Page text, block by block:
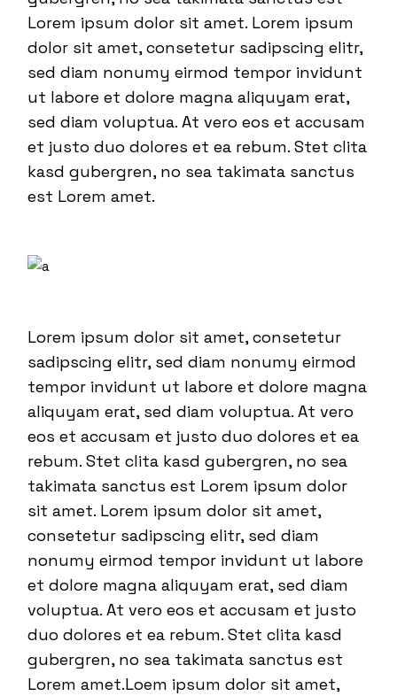
Lorem ipsum dolor sit amet. Lorem ipsum
dolor sit amet, consetetur sadipscing elitr,
sed diam nonumy eirmod tempor invidunt
ut labore et dolore magna aliquyam erat,
sed diam voluptua. At vero eos et accusam
et justo duo dolores et ea rebum. Stet clita
kasd gubergren, no sea takimata sanctus
est Lorem amet.
Lorem ipsum dolor sit amet, consetetur
sadipscing elitr, sed diam nonumy eirmod
tempor invidunt ut labore et dolore magna
aliquyam erat, sed diam voluptua. At vero
eos et accusam et justo duo dolores et ea
rebum. Stet clita kasd gubergren, no sea
takimata sanctus est Lorem ipsum dolor
sit amet. Lorem ipsum dolor sit amet,
consetetur sadipscing elitr, sed diam
nonumy eirmod tempor invidunt ut labore
et dolore magna aliquyam erat, sed diam
voluptua. At vero eos et accusam et justo
duo dolores et ea rebum. Stet clita kasd
gubergren, no sea takimata sanctus est
Lorem amet.Loem ipsum dolor sit amet,